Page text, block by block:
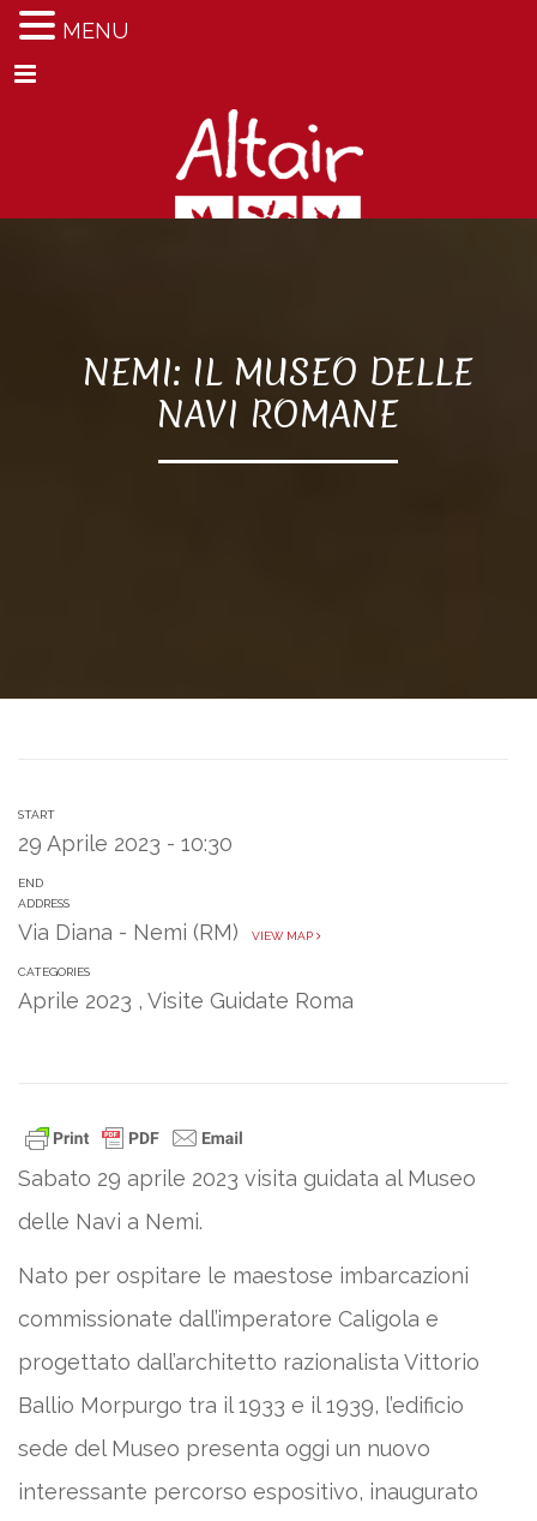
Menu
NEMI: IL MUSEO DELLE
NAVI ROMANE
START
29 Aprile 2023 - 10:30
END
ADDRESS
Via Diana - Nemi (RM) VIEW MAP
CATEGORIES
Aprile 2023 , Visite Guidate Roma
Sabato 29 aprile 2023 visita guidata al Museo
delle Navi a Nemi.
Nato per ospitare le maestose imbarcazioni
commissionate dall’imperatore Caligola e
progettato dall’architetto razionalista Vittorio
Ballio Morpurgo tra il 1933 e il 1939, l’edificio
sede del Museo presenta oggi un nuovo
interessante percorso espositivo, inaugurato
MENU